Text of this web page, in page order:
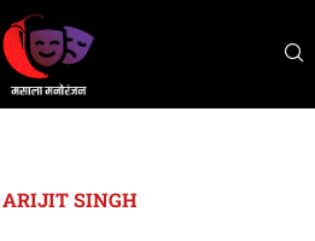
ARIJIT SINGH